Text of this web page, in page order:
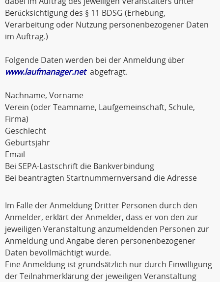
Berücksichtigung des § 11 BDSG (Erhebung,
Verarbeitung oder Nutzung personenbezogener Daten
im Auftrag.)
Folgende Daten werden bei der Anmeldung über
www.laufmanager.netabgefragt.
Nachname, Vorname
Verein (oder Teamname, Laufgemeinschaft, Schule,
Firma)
Geschlecht
Geburtsjahr
Email
Bei SEPA-Lastschrift die Bankverbindung
Bei beantragten Startnummernversand die Adresse
Im Falle der Anmeldung Dritter Personen durch den
Anmelder, erklärt der Anmelder, dass er von den zur
jeweiligen Veranstaltung anzumeldenden Personen zur
Anmeldung und Angabe deren personenbezogener
Daten bevollmächtigt wurde.
Eine Anmeldung ist grundsätzlich nur durch Einwilligung
der Teilnahmerklärung der jeweiligen Veranstaltung